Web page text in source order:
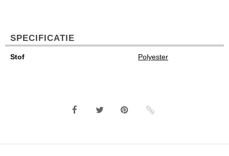
SPECIFICATIE
Stof Polyester